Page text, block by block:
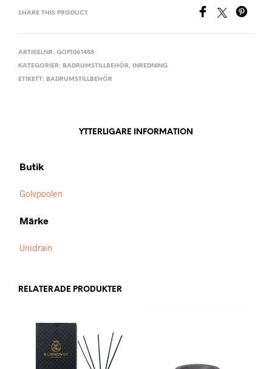
SHARE THIS PRODUCT
ARTIKELNR: GOP1061455
KATEGORIER: BADRUMSTILLBEHÖR,
INREDNING
ETIKETT: BADRUMSTILLBEHÖR
YTTERLIGARE INFORMATION
Butik
Golvpoolen
Märke
Unidrain
RELATERADE PRODUKTER